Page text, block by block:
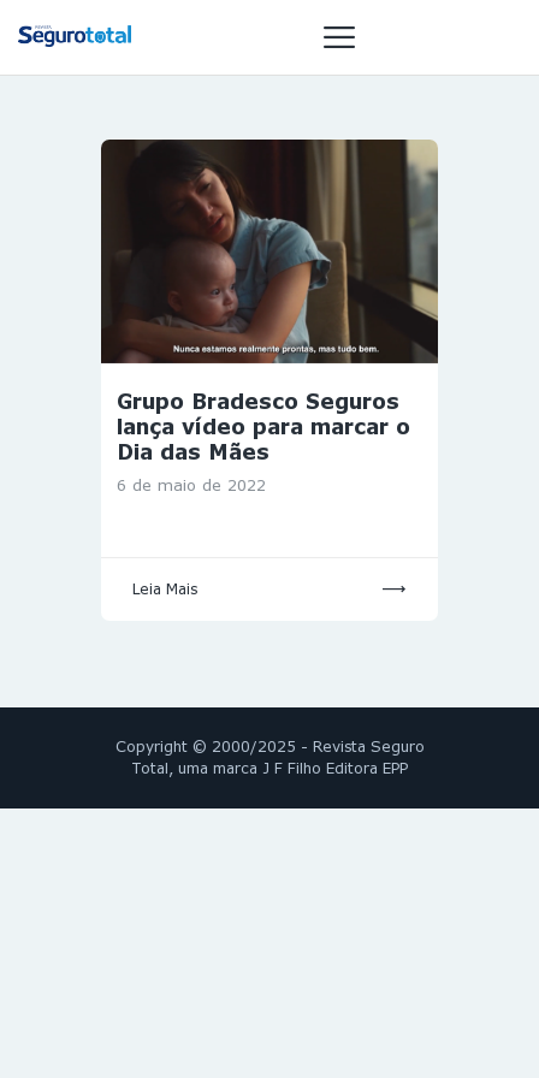
NOTÍCIAS
REVISTA
ESPECIAIS
GAIVOTA DE
OURO
ST SUMMIT
GESTORAS
HOMEST
HOME
Grupo Bradesco Seguros
lança vídeo para marcar o
Dia das Mães
6 de maio de 2022
Leia Mais
Copyright © 2000/2025 - Revista Seguro
Total, uma marca J F Filho Editora EPP